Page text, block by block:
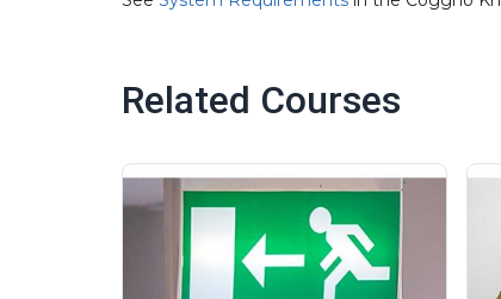
Related Courses